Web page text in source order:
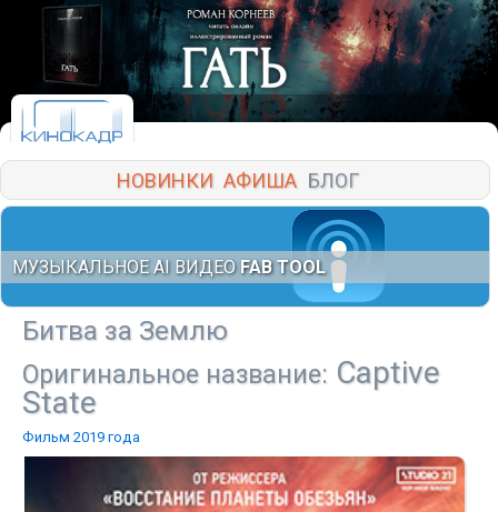
НОВИНКИ АФИША БЛОГ
МУЗЫКАЛЬНОЕ AI ВИДЕО FAB TOOL
Битва за Землю
Оригинальное название: Captive
State
Фильм 2019 года